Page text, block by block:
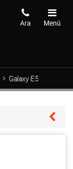
Menü
Ara
Galaxy E5